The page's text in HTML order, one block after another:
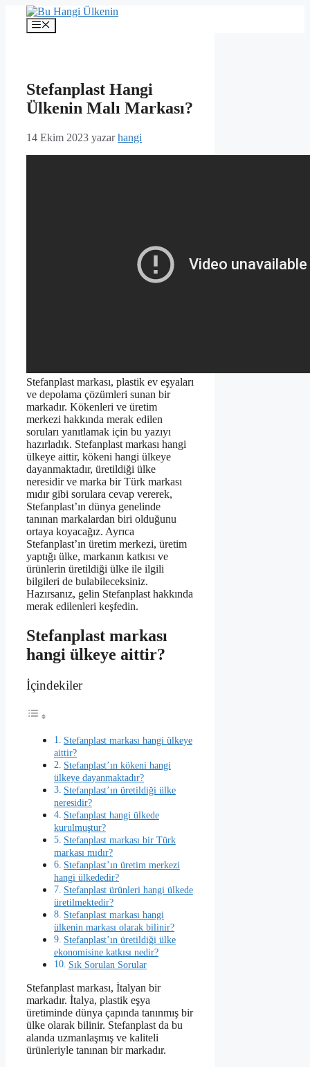
İçeriğe
Menü
Stefanplast Hangi
Ülkenin Malı Markası?
14 Ekim 2023 yazarhangi
Stefanplast markası, plastik ev eşyaları
ve depolama çözümleri sunan bir
markadır. Kökenleri ve üretim
merkezi hakkında merak edilen
soruları yanıtlamak için bu yazıyı
hazırladık. Stefanplast markası hangi
ülkeye aittir, kökeni hangi ülkeye
dayanmaktadır, üretildiği ülke
neresidir ve marka bir Türk markası
mıdır gibi sorulara cevap vererek,
Stefanplast’ın dünya genelinde
tanınan markalardan biri olduğunu
ortaya koyacağız. Ayrıca
Stefanplast’ın üretim merkezi, üretim
yaptığı ülke, markanın katkısı ve
ürünlerin üretildiği ülke ile ilgili
bilgileri de bulabileceksiniz.
Hazırsanız, gelin Stefanplast hakkında
merak edilenleri keşfedin.
Stefanplast markası
hangi ülkeye aittir?
İçindekiler
Stefanplast markası hangi ülkeye
aittir?
Stefanplast’ın kökeni hangi
ülkeye dayanmaktadır?
Stefanplast’ın üretildiği ülke
neresidir?
Stefanplast hangi ülkede
kurulmuştur?
Stefanplast markası bir Türk
markası mıdır?
Stefanplast’ın üretim merkezi
hangi ülkededir?
Stefanplast ürünleri hangi ülkede
üretilmektedir?
Stefanplast markası hangi
ülkenin markası olarak bilinir?
Stefanplast’ın üretildiği ülke
ekonomisine katkısı nedir?
Sık Sorulan Sorular
Stefanplast markası, İtalyan bir
markadır. İtalya, plastik eşya
üretiminde dünya çapında tanınmış bir
ülke olarak bilinir. Stefanplast da bu
alanda uzmanlaşmış ve kaliteli
ürünleriyle tanınan bir markadır.